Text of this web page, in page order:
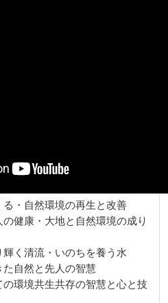
る・自然環境の再生と改善
健康・大地と自然環境の成り
輝く清流・いのちを養う水
た自然と先人の智慧
の環境共生共存の智慧と心と技